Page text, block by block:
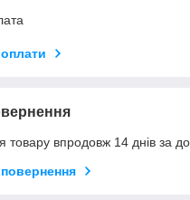
товару впродовж 14 днів за